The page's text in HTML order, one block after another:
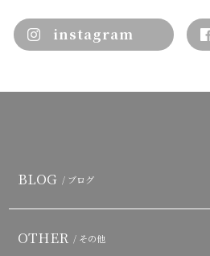
instagram
BLOG / ブログ
OTHER / その他